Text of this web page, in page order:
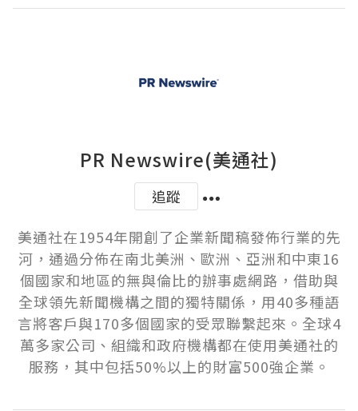
PR Newswire(美通社)
追蹤
美通社在1954年開創了企業新聞稿發佈行業的先
河，通過分佈在南北美洲、歐洲、亞洲和中東16
個國家和地區的無與倫比的辦事處網路，借助與
全球領先新聞機構之間的獨特關係，用40多種語
言將客戶與170多個國家的受眾聯繫起來。全球4
萬多家公司、組織和政府機構都在使用美通社的
服務，其中包括50%以上的財富500強企業。